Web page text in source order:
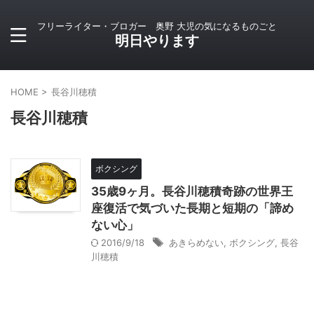
フリーライター・ブロガー 奥野 大児の気になるものごと
明日やります
HOME > 長谷川穂積
長谷川穂積
ボクシング
35歳9ヶ月。長谷川穂積奇跡の世界王
座復活で気づいた長期と短期の「諦め
ない心」
2016/9/18 あきらめない ボクシング 長谷
川穂積